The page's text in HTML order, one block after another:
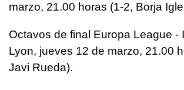
marzo, 21.00 horas (1-2, Borja
Octavos de final Europa League -
Lyon, jueves 12 de marzo, 21.00
Javi Rueda).